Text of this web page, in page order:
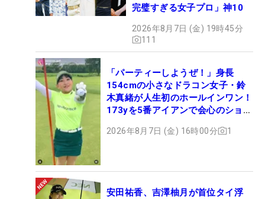
完璧すぎる女子プロ」神10
2026年8月7日 (金) 19時45分
111
「パーティーしようぜ！」身長
154cmの小さなドラコン女子・鈴
木真緒が人生初のホールインワン！
173yを5番アイアンで会心のショッ
2026年8月7日 (金) 16時00分 1
安田祐香、吉澤柚月が首位タイ浮